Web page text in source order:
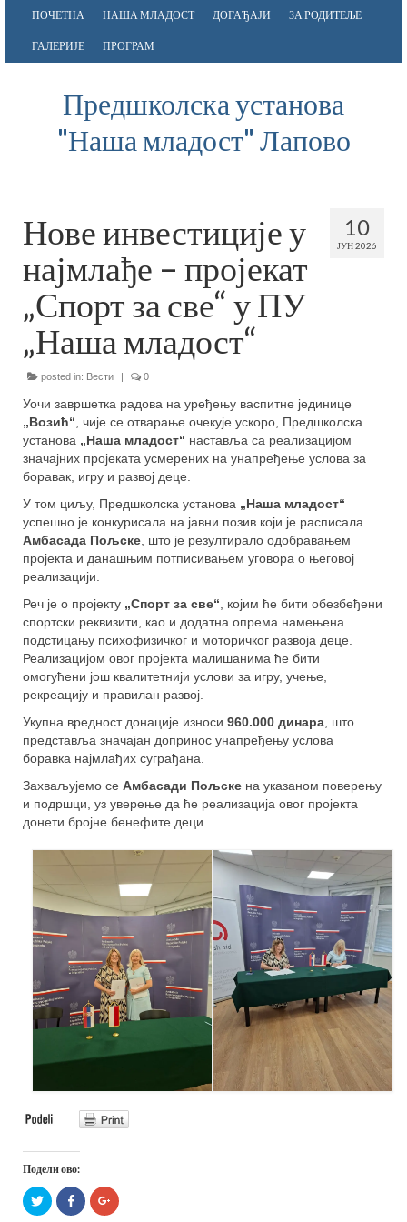
ПОЧЕТНА НАША МЛАДОСТ ДОГАЂАЈИ ЗА РОДИТЕЉЕ
ГАЛЕРИЈЕ ПРОГРАМ
Предшколска установа
"Наша младост" Лапово
10
ЈУН 2026
Нове инвестиције у
најмлађе – пројекат
„Спорт за све“ у ПУ
„Наша младост“
posted in: Вести | 0
Уочи завршетка радова на уређењу васпитне јединице
„Возић“ , чије се отварање очекује ускоро, Предшколска
установа „Наша младост“ наставља са реализацијом
значајних пројеката усмерених на унапређење услова за
боравак, игру и развој деце.
У том циљу, Предшколска установа „Наша младост“
успешно је конкурисала на јавни позив који је расписала
Амбасада Пољске , што је резултирало одобравањем
пројекта и данашњим потписивањем уговора о његовој
реализацији.
Реч је о пројекту „Спорт за све“ , којим ће бити обезбеђени
спортски реквизити, као и додатна опрема намењена
подстицању психофизичког и моторичког развоја деце.
Реализацијом овог пројекта малишанима ће бити
омогућени још квалитетнији услови за игру, учење,
рекреацију и правилан развој.
Укупна вредност донације износи 960.000 динара , што
представља значајан допринос унапређењу услова
боравка најмлађих суграђана.
Захваљујемо се Амбасади Пољске на указаном поверењу
и подршци, уз уверење да ће реализација овог пројекта
донети бројне бенефите деци.
Подели ово:
Притисните
да
Click
to
Притисните
да